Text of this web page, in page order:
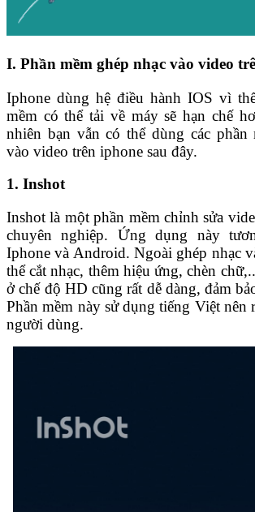
I. Phần mềm ghép nhạc vào video
Iphone dùng hệ điều hành IOS vì
mềm có thể tải về máy sẽ hạn chế
nhiên bạn vẫn có thể dùng các phần
vào video trên iphone sau đây.
1. Inshot
Inshot là một phần mềm chỉnh sửa
chuyên nghiệp. Ứng dụng này
Iphone và Android. Ngoài ghép nhạc
thể cắt nhạc, thêm hiệu ứng, chèn
ở chế độ HD cũng rất dễ dàng, đảm
Phần mềm này sử dụng tiếng Việt nên
người dùng.